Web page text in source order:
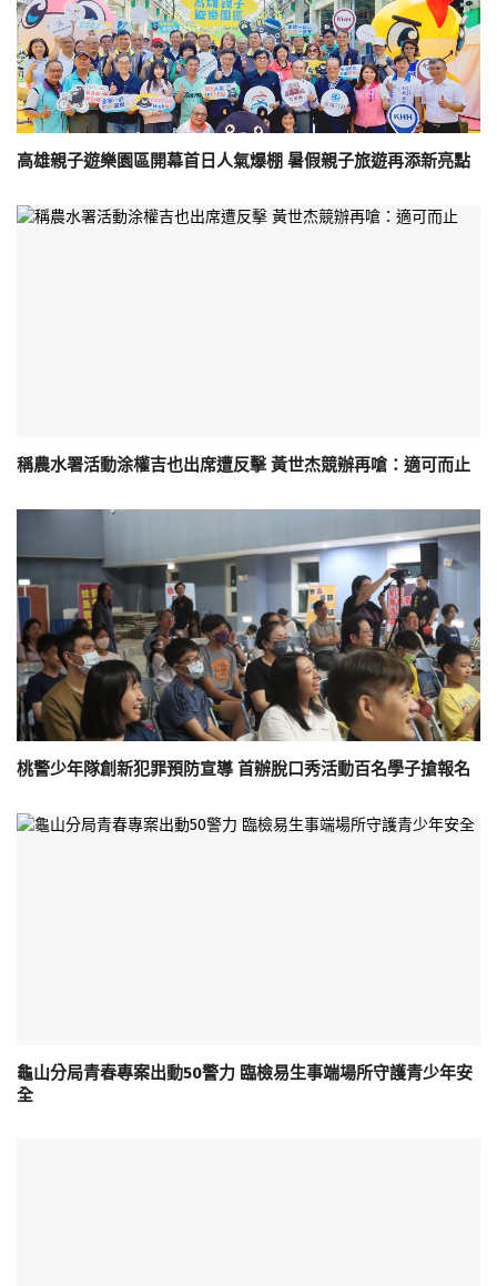
高雄親子遊樂園區開幕首日人氣爆棚 暑假親子旅遊再添新亮點
稱農水署活動涂權吉也出席遭反擊 黃世杰競辦再嗆：適可而止
桃警少年隊創新犯罪預防宣導 首辦脫口秀活動百名學子搶報名
龜山分局青春專案出動50警力 臨檢易生事端場所守護青少年安
全